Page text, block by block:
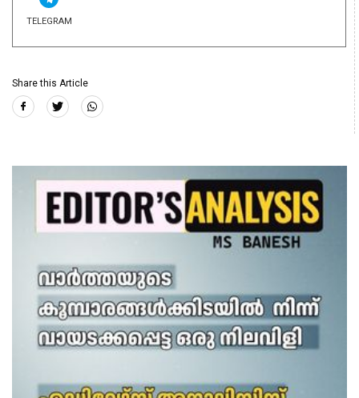
TELEGRAM
Share this Article